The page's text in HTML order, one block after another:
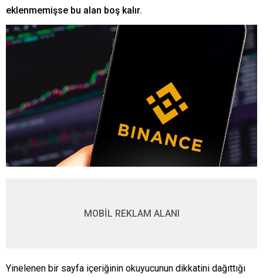
eklenmemişse bu alan boş kalır.
MOBİL REKLAM ALANI
Yinelenen bir sayfa içeriğinin okuyucunun dikkatini dağıttığı